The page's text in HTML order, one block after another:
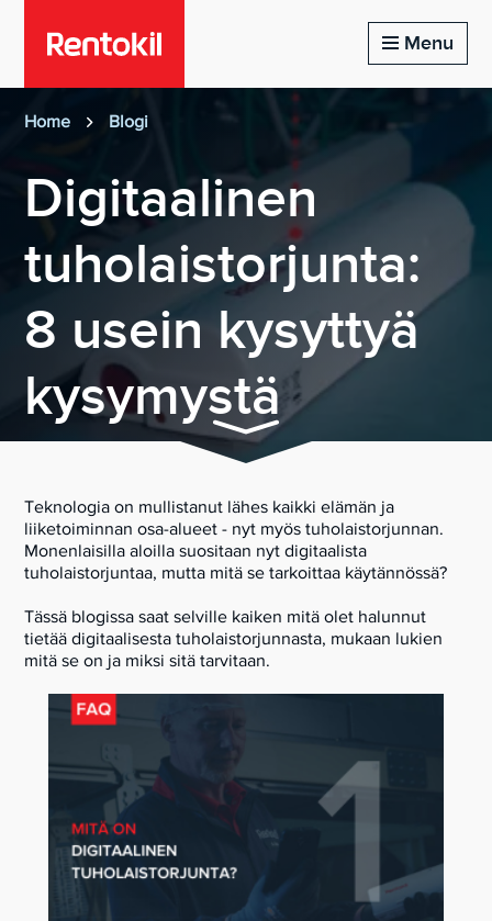
Menu
Home Blogi
Digitaalinen
tuholaistorjunta:
8 usein kysyttyä
kysymystä
Teknologia on mullistanut lähes kaikki elämän ja
liiketoiminnan osa-alueet - nyt myös tuholaistorjunnan.
Monenlaisilla aloilla suositaan nyt digitaalista
tuholaistorjuntaa, mutta mitä se tarkoittaa käytännössä?
Tässä blogissa saat selville kaiken mitä olet halunnut
tietää digitaalisesta tuholaistorjunnasta, mukaan lukien
mitä se on ja miksi sitä tarvitaan.